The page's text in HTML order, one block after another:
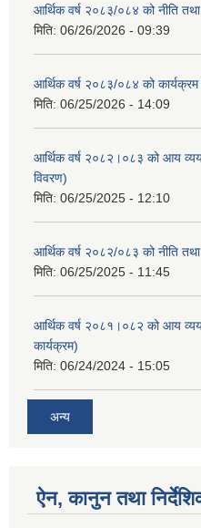
आर्थिक वर्ष २०८३/०८४ को नीति
मिति: 06/26/2026 - 09:39
आर्थिक वर्ष २०८३/०८४ को कार्यक्रम
मिति: 06/25/2026 - 14:09
आर्थिक वर्ष २०८२।०८३ को आय
विवरण)
मिति: 06/25/2025 - 12:10
आर्थिक वर्ष २०८२/०८३ को नीति
मिति: 06/25/2025 - 11:45
आर्थिक वर्ष २०८१।०८२ को आय
कार्यक्रम)
मिति: 06/24/2024 - 15:05
अन्य
ऐन, कानुन तथा